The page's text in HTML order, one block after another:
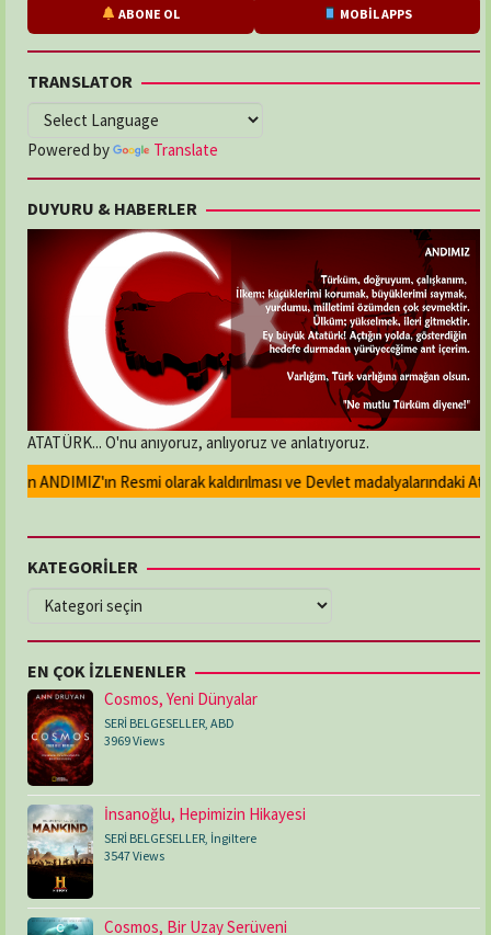
ABONE OL MOBİL APPS
TRANSLATOR
Powered by Translate
DUYURU & HABERLER
ATATÜRK... O'nu anıyoruz, anlıyoruz ve anlatıyoruz.
ANDIMIZ'ın Resmi olarak kaldırılması ve Devlet madalyalarındaki
KATEGORİLER
KATEGORİLER
EN ÇOK İZLENENLER
Cosmos, Yeni Dünyalar
SERİ BELGESELLER, ABD
3969 Views
İnsanoğlu, Hepimizin Hikayesi
SERİ BELGESELLER, İngiltere
3547 Views
Cosmos, Bir Uzay Serüveni